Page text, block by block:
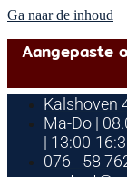
Ga naar de inhoud
Aangepaste
Kalshoven
Ma-Do |
| 13:00-
076 - 58